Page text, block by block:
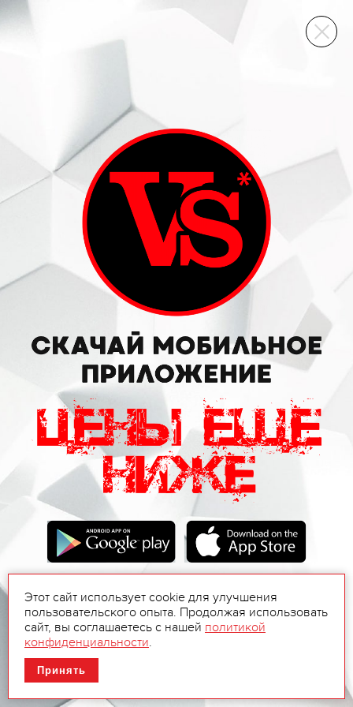
ВИННЫЙ СКЛАД
Этот сайт использует cookie для улучшения
пользовательского опыта. Продолжая использовать
сайт, вы соглашаетесь с нашей политикой
конфиденциальности.
Принять